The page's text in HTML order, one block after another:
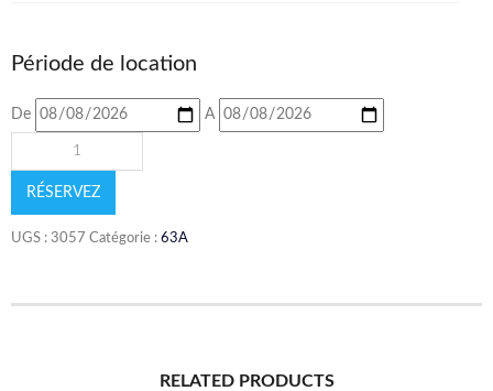
Période de location
De A
RÉSERVEZ
UGS : 3057 Catégorie : 63A
RELATED PRODUCTS